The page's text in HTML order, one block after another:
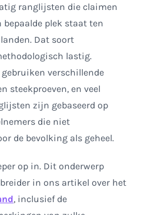
ranglijsten die claimen
bepaalde plek staat ten
Dat soort
lastig.
verschillende
steekproeven, en veel
zijn gebaseerd op
die niet
de bevolking als geheel.
op in. Dit onderwerp
in ons artikel over het
, inclusief de